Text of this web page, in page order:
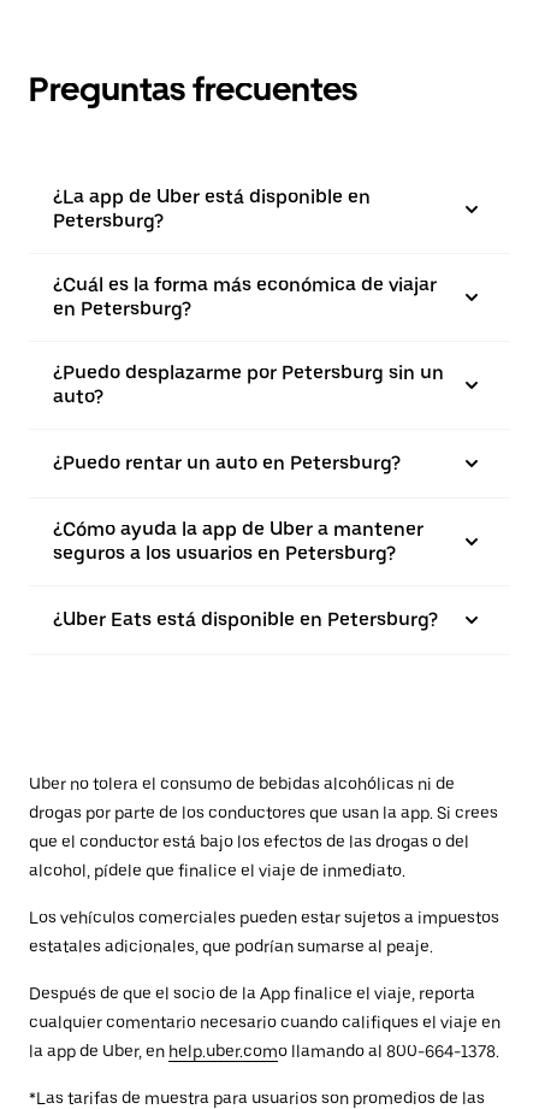
Preguntas frecuentes
¿La app de Uber está disponible en
Petersburg?
¿Cuál es la forma más económica de viajar
en Petersburg?
¿Puedo desplazarme por Petersburg sin un
auto?
¿Puedo rentar un auto en Petersburg?
¿Cómo ayuda la app de Uber a mantener
seguros a los usuarios en Petersburg?
¿Uber Eats está disponible en Petersburg?
Uber no tolera el consumo de bebidas alcohólicas ni de
drogas por parte de los conductores que usan la app. Si crees
que el conductor está bajo los efectos de las drogas o del
alcohol, pídele que finalice el viaje de inmediato.
Los vehículos comerciales pueden estar sujetos a impuestos
estatales adicionales, que podrían sumarse al peaje.
Después de que el socio de la App finalice el viaje, reporta
cualquier comentario necesario cuando califiques el viaje en
la app de Uber, en help.uber.como llamando al 800-664-1378.
*Las tarifas de muestra para usuarios son promedios de las